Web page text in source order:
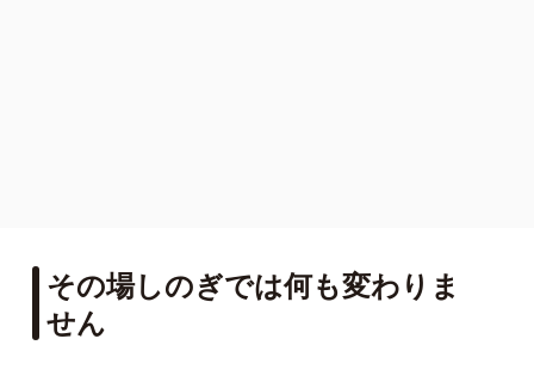
その場しのぎでは何も変わりま
せん